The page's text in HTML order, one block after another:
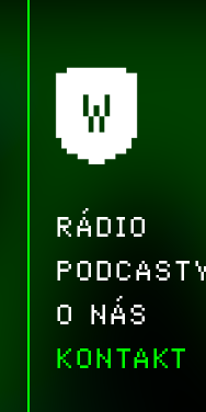
RÁDIO
O NÁS
KONTAKT